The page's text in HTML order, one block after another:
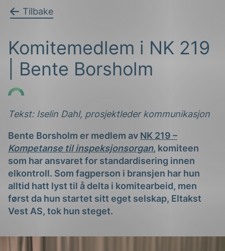
Tilbake
Komitemedlem i NK 219
| Bente Borsholm
Tekst: Iselin Dahl, prosjektleder kommunikasjon
Bente Borsholm er medlem av NK 219 –
Kompetanse til inspeksjonsorgan, komiteen
som har ansvaret for standardisering innen
elkontroll. Som fagperson i bransjen har hun
alltid hatt lyst til å delta i komitearbeid, men
først da hun startet sitt eget selskap, Eltakst
Vest AS, tok hun steget.